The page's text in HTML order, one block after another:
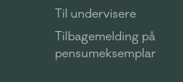
Til undervisere
Tilbagemelding på
pensumeksemplar